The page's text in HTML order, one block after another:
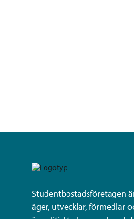
Studentbostadsföretagen
äger, utvecklar, förmedlar